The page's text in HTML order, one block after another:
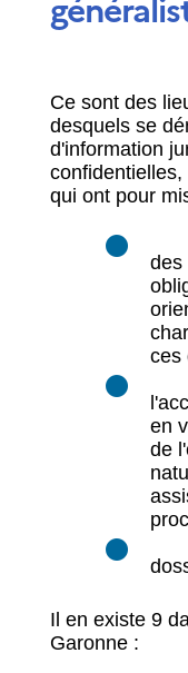
Ce sont des
desquels se
d'information
qui ont pour
des
ces
en
de
Il en existe 9
Garonne :